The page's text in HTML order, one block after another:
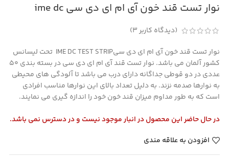
نوار تست قند خون آی ام ای دی سی ime dc
(دیدگاه کاربر3
)
نوار تست قند خون آی ام ای دی سیIME DC TEST STRIP تحت لیسانس
کشور آلمان می باشد. نوار تست قند آی ام ای دی سی در بسته بندی 50
عددی در دو قوطی جداگانه دارای درب می باشد تا آلودگی های محیطی
به نوارها صدمه نزند. به دلیل تعداد بالای این نوارها مناسب افرادی
است که به طور مداوم ميزان قند خون‌ خود را اندازه گیری می نمایند.
در حال حاضر این محصول در انبار موجود نیست و در دسترس نمی باشد.
افزودن به علاقه مندی